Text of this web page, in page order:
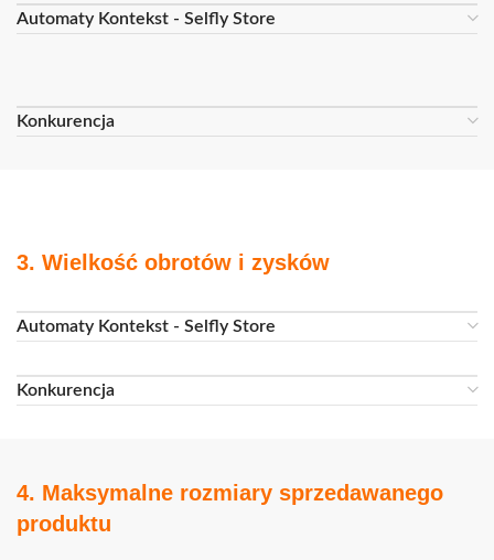
Automaty Kontekst - Selfly Store
Konkurencja
3. Wielkość obrotów i zysków
Automaty Kontekst - Selfly Store
Konkurencja
4. Maksymalne rozmiary sprzedawanego
produktu